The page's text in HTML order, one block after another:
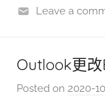
Leave a
Outlook更
Posted on 2020-